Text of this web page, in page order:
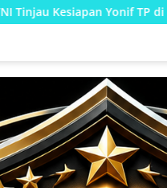
di Sumatera Utara